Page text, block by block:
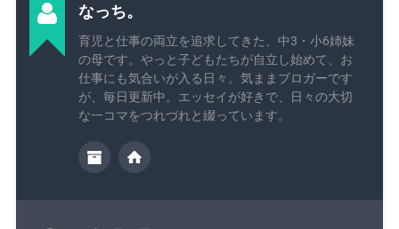
なっち。
育児と仕事の両立を追求してきた、中3・小6姉妹
の母です。やっと子どもたちが自立し始めて、お
仕事にも気合いが入る日々。気ままブロガーです
が、毎日更新中。エッセイが好きで、日々の大切
な一コマをつれづれと綴っています。